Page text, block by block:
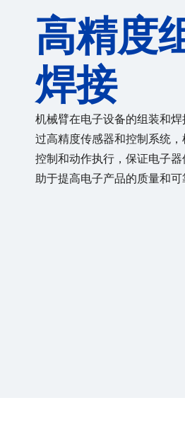
高精度
焊接
机械臂在电子设备的组装和
过高精度传感器和控制系统
控制和动作执行，保证电子
助于提高电子产品的质量和可